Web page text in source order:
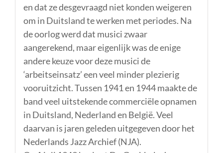
en dat ze desgevraagd niet konden weigeren
om in Duitsland te werken met periodes. Na
de oorlog werd dat musici zwaar
aangerekend, maar eigenlijk was de enige
andere keuze voor deze musici de
‘arbeitseinsatz’ een veel minder plezierig
vooruitzicht. Tussen 1941 en 1944 maakte de
band veel uitstekende commerciële opnamen
in Duitsland, Nederland en België. Veel
daarvan is jaren geleden uitgegeven door het
Nederlands Jazz Archief (NJA).